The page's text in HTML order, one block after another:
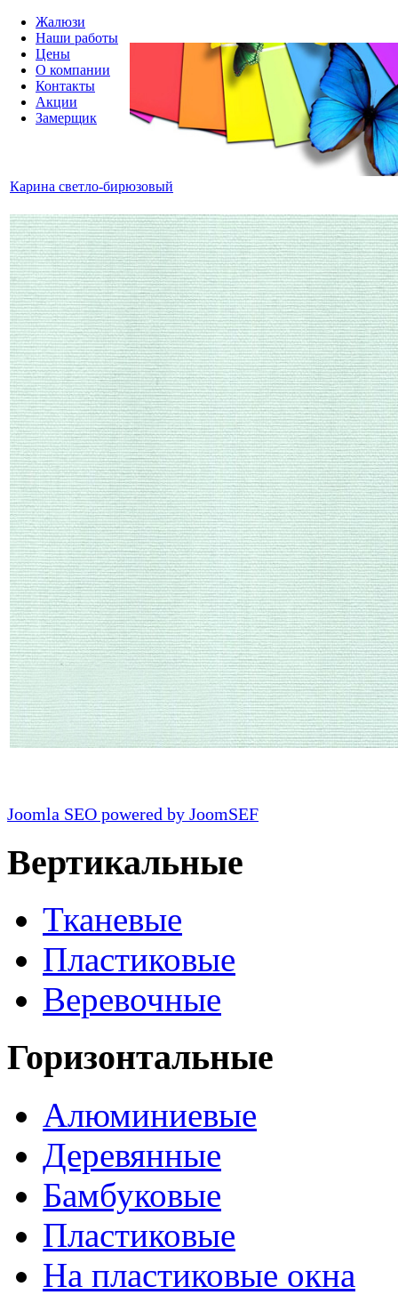
Жалюзи
Наши работы
Цены
О компании
Контакты
Акции
Замерщик
Карина светло-бирюзовый
Joomla SEO powered by JoomSEF
Вертикальные
Тканевые
Пластиковые
Веревочные
Горизонтальные
Алюминиевые
Деревянные
Бамбуковые
Пластиковые
На пластиковые окна